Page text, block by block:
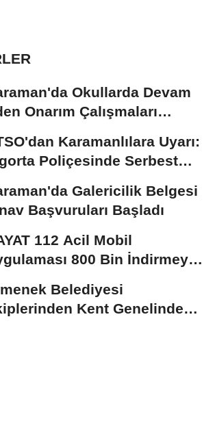
Okullarda Devam
Onarım Çalışmaları
Karamanlılara Uyarı:
Poliçesinde Serbest
Galericilik Belgesi
Başvuruları Başladı
112 Acil Mobil
800 Bin İndirmeyi
Belediyesi
Kent Genelinde